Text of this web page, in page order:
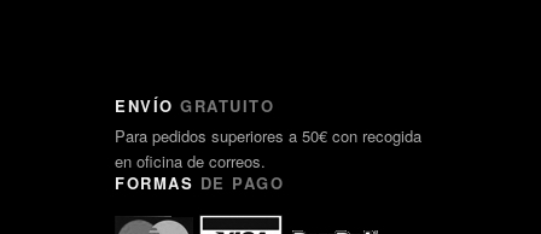
ENVÍO GRATUITO
Para pedidos superiores a 50€ con recogida
en oficina de correos.
FORMAS DE PAGO